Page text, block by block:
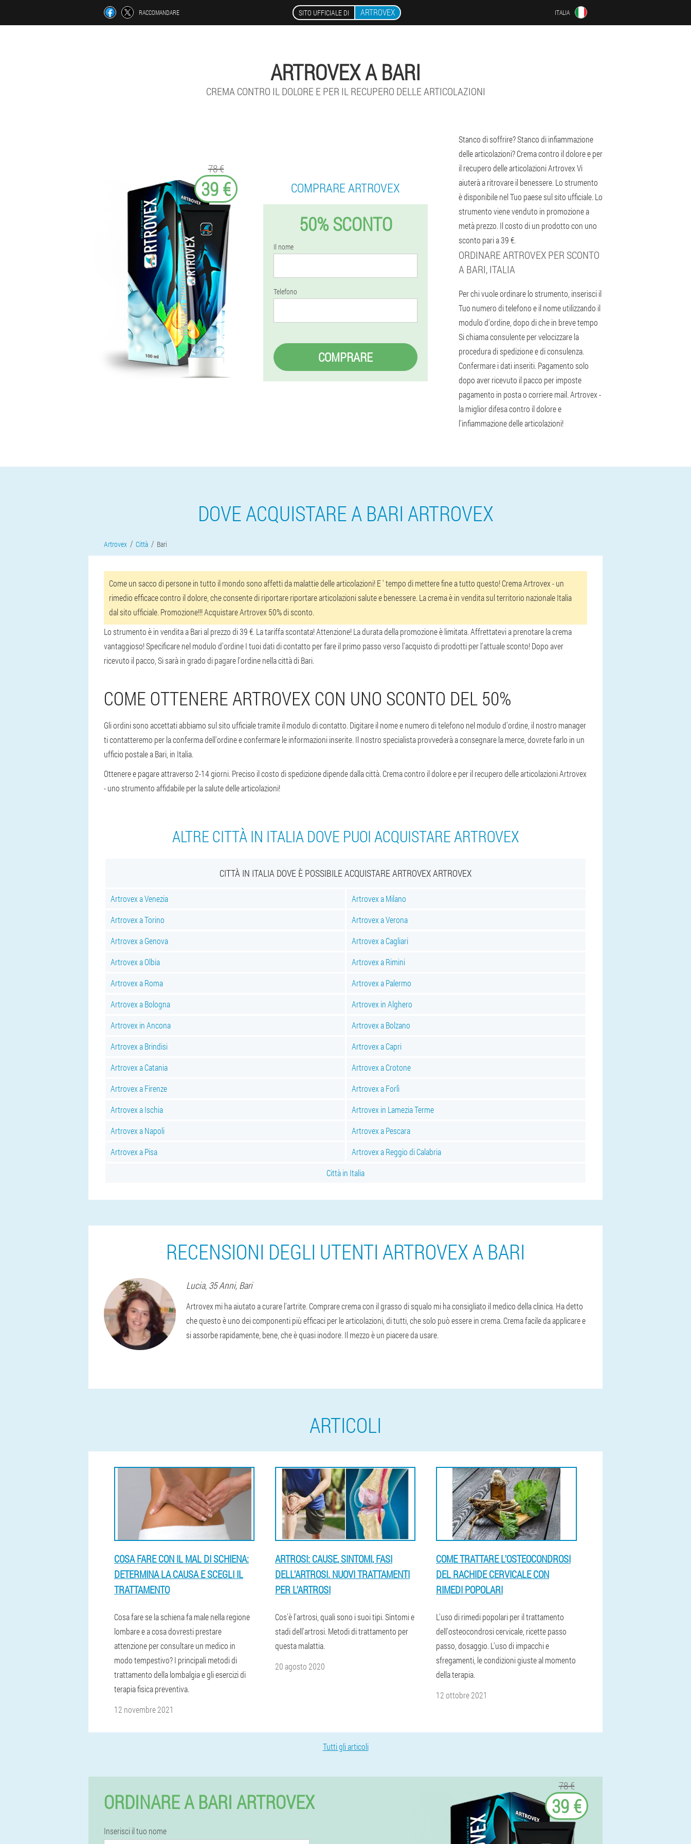
RACCOMANDARE SITO UFFICIALE DI ARTROVEX ITALIA
ARTROVEX A BARI
CREMA CONTRO IL DOLORE E PER IL RECUPERO DELLE ARTICOLAZIONI
78 €
39 € COMPRARE ARTROVEX
50% SCONTO
Il nome
Telefono
COMPRARE
Stanco di soffrire? Stanco di infiammazione
delle articolazioni? Crema contro il dolore e per
il recupero delle articolazioni Artrovex Vi
aiuterà a ritrovare il benessere. Lo strumento
è disponibile nel Tuo paese sul sito ufficiale. Lo
strumento viene venduto in promozione a
metà prezzo. Il costo di un prodotto con uno
sconto pari a 39 €.
ORDINARE ARTROVEX PER SCONTO
A BARI, ITALIA
Per chi vuole ordinare lo strumento, inserisci il
Tuo numero di telefono e il nome utilizzando il
modulo d'ordine, dopo di che in breve tempo
Si chiama consulente per velocizzare la
procedura di spedizione e di consulenza.
Confermare i dati inseriti. Pagamento solo
dopo aver ricevuto il pacco per imposte
pagamento in posta o corriere mail. Artrovex -
la miglior difesa contro il dolore e
l'infiammazione delle articolazioni!
DOVE ACQUISTARE A BARI ARTROVEX
Artrovex Città Bari
Come un sacco di persone in tutto il mondo sono affetti da malattie delle articolazioni! E ' tempo di mettere fine a tutto questo! Crema Artrovex - un
rimedio efficace contro il dolore, che consente di riportare riportare articolazioni salute e benessere. La crema è in vendita sul territorio nazionale Italia
dal sito ufficiale. Promozione!!! Acquistare Artrovex 50% di sconto.
Lo strumento è in vendita a Bari al prezzo di 39 €. La tariffa scontata! Attenzione! La durata della promozione è limitata. Affrettatevi a prenotare la crema
vantaggioso! Specificare nel modulo d'ordine I tuoi dati di contatto per fare il primo passo verso l'acquisto di prodotti per l'attuale sconto! Dopo aver
ricevuto il pacco, Si sarà in grado di pagare l'ordine nella città di Bari.
COME OTTENERE ARTROVEX CON UNO SCONTO DEL 50%
Gli ordini sono accettati abbiamo sul sito ufficiale tramite il modulo di contatto. Digitare il nome e numero di telefono nel modulo d'ordine, il nostro manager
ti contatteremo per la conferma dell'ordine e confermare le informazioni inserite. Il nostro specialista provvederà a consegnare la merce, dovrete farlo in un
ufficio postale a Bari, in Italia.
Ottenere e pagare attraverso 2-14 giorni. Preciso il costo di spedizione dipende dalla città. Crema contro il dolore e per il recupero delle articolazioni Artrovex
- uno strumento affidabile per la salute delle articolazioni!
ALTRE CITTÀ IN ITALIA DOVE PUOI ACQUISTARE ARTROVEX
CITTÀ IN ITALIA DOVE È POSSIBILE ACQUISTARE ARTROVEX ARTROVEX
Artrovex a Venezia
Artrovex a Milano
Artrovex a Torino
Artrovex a Verona
Artrovex a Genova
Artrovex a Cagliari
Artrovex a Olbia
Artrovex a Rimini
Artrovex a Roma
Artrovex a Palermo
Artrovex a Bologna
Artrovex in Alghero
Artrovex in Ancona
Artrovex a Bolzano
Artrovex a Brindisi
Artrovex a Capri
Artrovex a Catania
Artrovex a Crotone
Artrovex a Firenze
Artrovex a Forlì
Artrovex a Ischia
Artrovex in Lamezia Terme
Artrovex a Napoli
Artrovex a Pescara
Artrovex a Pisa
Artrovex a Reggio di Calabria
Città in Italia
RECENSIONI DEGLI UTENTI ARTROVEX A BARI
Lucia, 35 Anni, Bari
Artrovex mi ha aiutato a curare l'artrite. Comprare crema con il grasso di squalo mi ha consigliato il medico della clinica. Ha detto
che questo è uno dei componenti più efficaci per le articolazioni, di tutti, che solo può essere in crema. Crema facile da applicare e
si assorbe rapidamente, bene, che è quasi inodore. Il mezzo è un piacere da usare.
ARTICOLI
COSA FARE CON IL MAL DI SCHIENA:
DETERMINA LA CAUSA E SCEGLI IL
TRATTAMENTO
Cosa fare se la schiena fa male nella regione
lombare e a cosa dovresti prestare
attenzione per consultare un medico in
modo tempestivo? I principali metodi di
trattamento della lombalgia e gli esercizi di
terapia fisica preventiva.
12 novembre 2021
ARTROSI: CAUSE, SINTOMI, FASI
DELL'ARTROSI. NUOVI TRATTAMENTI
PER L'ARTROSI
Cos'è l'artrosi, quali sono i suoi tipi. Sintomi e
stadi dell'artrosi. Metodi di trattamento per
questa malattia.
20 agosto 2020
COME TRATTARE L'OSTEOCONDROSI
DEL RACHIDE CERVICALE CON
RIMEDI POPOLARI
L'uso di rimedi popolari per il trattamento
dell'osteocondrosi cervicale, ricette passo
passo, dosaggio. L'uso di impacchi e
sfregamenti, le condizioni giuste al momento
della terapia.
12 ottobre 2021
Tutti gli articoli
ORDINARE A BARI ARTROVEX
Inserisci il tuo nome
78 €
39 €